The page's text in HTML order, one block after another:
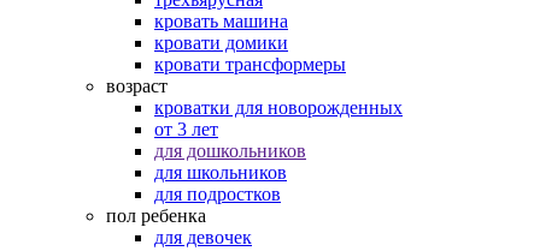
кровать машина
кровати домики
кровати трансформеры
возраст
кроватки для новорожденных
от 3 лет
для дошкольников
для школьников
для подростков
пол ребенка
для девочек